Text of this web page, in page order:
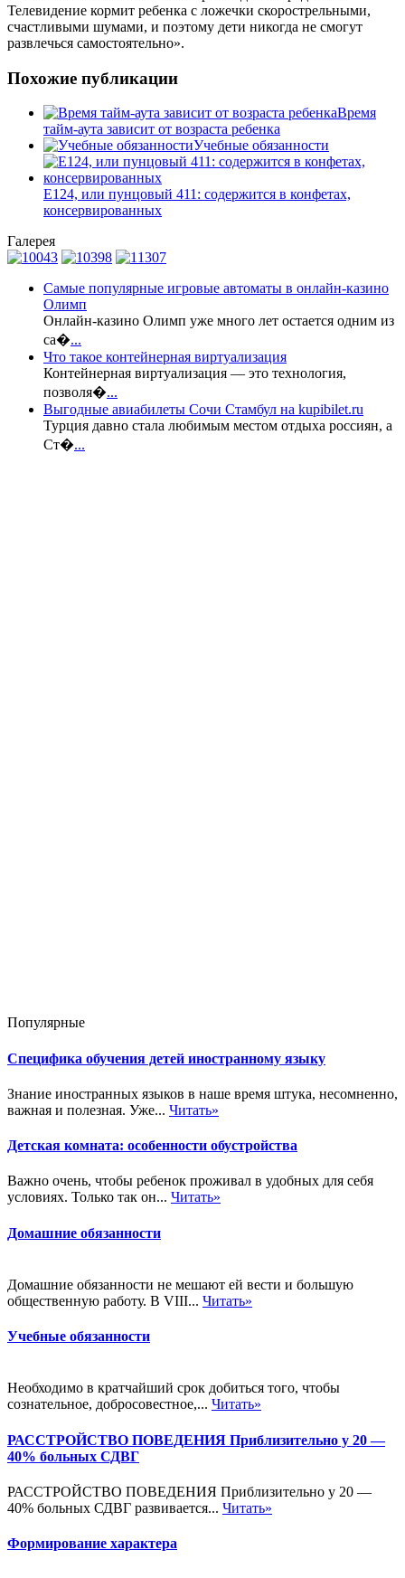
Телевидение кормит ребенка с ложечки скорострельными,
счастливыми шумами, и поэтому дети никогда не смогут
развлечься самостоятельно».
Похожие публикации
Время
тайм-аута зависит от возраста ребенка
Учебные обязанности
Е124, или пунцовый 411: содержится в конфетах,
консервированных
Галерея
Самые популярные игровые автоматы в онлайн-казино
Олимп
Онлайн-казино Олимп уже много лет остается одним из
са�...
Что такое контейнерная виртуализация
Контейнерная виртуализация — это технология,
позволя�...
Выгодные авиабилеты Сочи Стамбул на kupibilet.ru
Турция давно стала любимым местом отдыха россиян, а
Ст�...
Популярные
Специфика обучения детей иностранному языку
Знание иностранных языков в наше время штука, несомненно,
важная и полезная. Уже... Читать»
Детская комната: особенности обустройства
Важно очень, чтобы ребенок проживал в удобных для себя
условиях. Только так он... Читать»
Домашние обязанности
Домашние обязанности не мешают ей вести и большую
общественную работу. В VIII... Читать»
Учебные обязанности
Необходимо в кратчайший срок добиться того, чтобы
сознательное, добросовестное,... Читать»
РАССТРОЙСТВО ПОВЕДЕНИЯ Приблизительно у 20 —
40% больных СДВГ
РАССТРОЙСТВО ПОВЕДЕНИЯ Приблизительно у 20 —
40% больных СДВГ развивается... Читать»
Формирование характера